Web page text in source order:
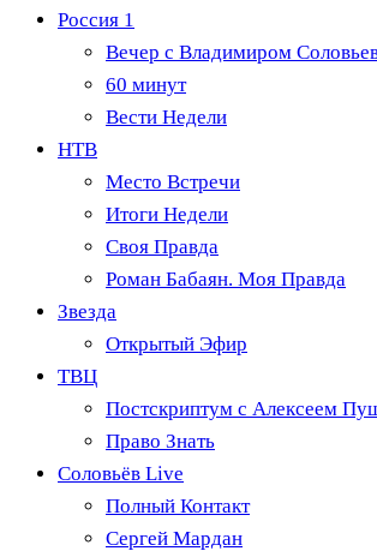
Россия 1
Вечер с Владимиром
60 минут
Вести Недели
НТВ
Место Встречи
Итоги Недели
Своя Правда
Роман Бабаян. Моя Правда
Звезда
Открытый Эфир
ТВЦ
Постскриптум с Алексеем
Право Знать
Соловьёв Live
Полный Контакт
Сергей Мардан